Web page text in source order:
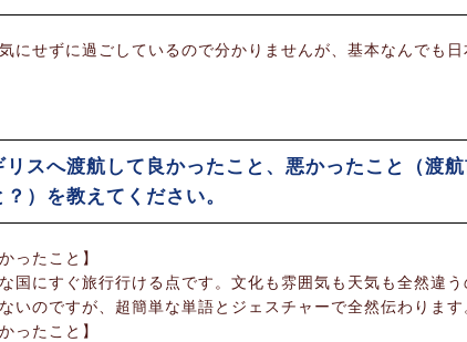
にせずに過ごしているので分かりませんが、基本なんでも日
リスへ渡航して良かったこと、悪かったこと（渡
？）を教えてください。
かったこと】
国にすぐ旅行行ける点です。文化も雰囲気も天気も全然違
いのですが、超簡単な単語とジェスチャーで全然伝わります
かったこと】